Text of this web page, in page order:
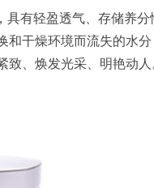
有轻盈透气、存储养分
干燥环境而流失的水
、焕发光采、明艳动人